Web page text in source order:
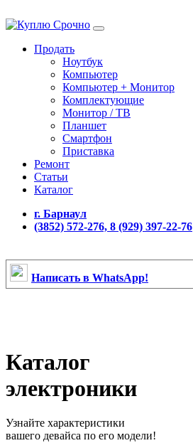
Продать
Ноутбук
Компьютер
Компьютер + Монитор
Комплектующие
Монитор / ТВ
Планшет
Смартфон
Приставка
Ремонт
Статьи
Каталог
г. Барнаул
(3852) 572-276, 8 (929) 397-22-76
Написать в WhatsApp!
Каталог
электроники
Узнайте характеристики
вашего девайса по его модели!